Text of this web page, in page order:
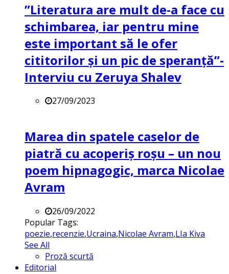
”Literatura are mult de-a face cu
schimbarea, iar pentru mine
este important să le ofer
cititorilor și un pic de speranță”-
Interviu cu Zeruya Shalev
27/09/2023
Marea din spatele caselor de
piatră cu acoperiș roșu – un nou
poem hipnagogic, marca Nicolae
Avram
26/09/2022
Popular Tags:
poezie,recenzie,Ucraina,Nicolae Avram,LIa Kiva
See All
Proză scurtă
Editorial